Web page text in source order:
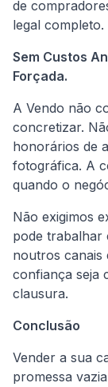
de
legal completo.
Sem Custos
Forçada.
A Vendo não
concretizar.
honorários de
fotográfica. A
quando o
Não exigimos
pode trabalhar
noutros canais
confiança seja
clausura.
Conclusão
Vender a sua
promessa